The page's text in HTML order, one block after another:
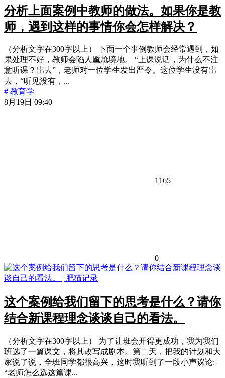
分析上面案例中教师的做法。如果你是教
师，遇到这样的事情你会怎样解决？
（分析文字在300字以上） 下面一个事例教师会经常遇到，如
果处理不好，教师会陷人尴尬境地。 “上课说话，为什么不注
意听课？岀去”，老师对一位学生发出严令。这位学生没有岀
去，“听见没有，...
# 教育学
8月19日 09:40
1165
0
这个案例给我们留下的思考是什么？请你
结合新课程理念谈谈自己的看法。
（分析文字在300字以上） 为了让班会开得更成功，我为我们
班选了一篇课文，将其改写成剧本。第二天，把我的计划和大
家说了说，全班同学都很高兴，这时我听到了一段小声议论:
“老师怎么选这篇课...